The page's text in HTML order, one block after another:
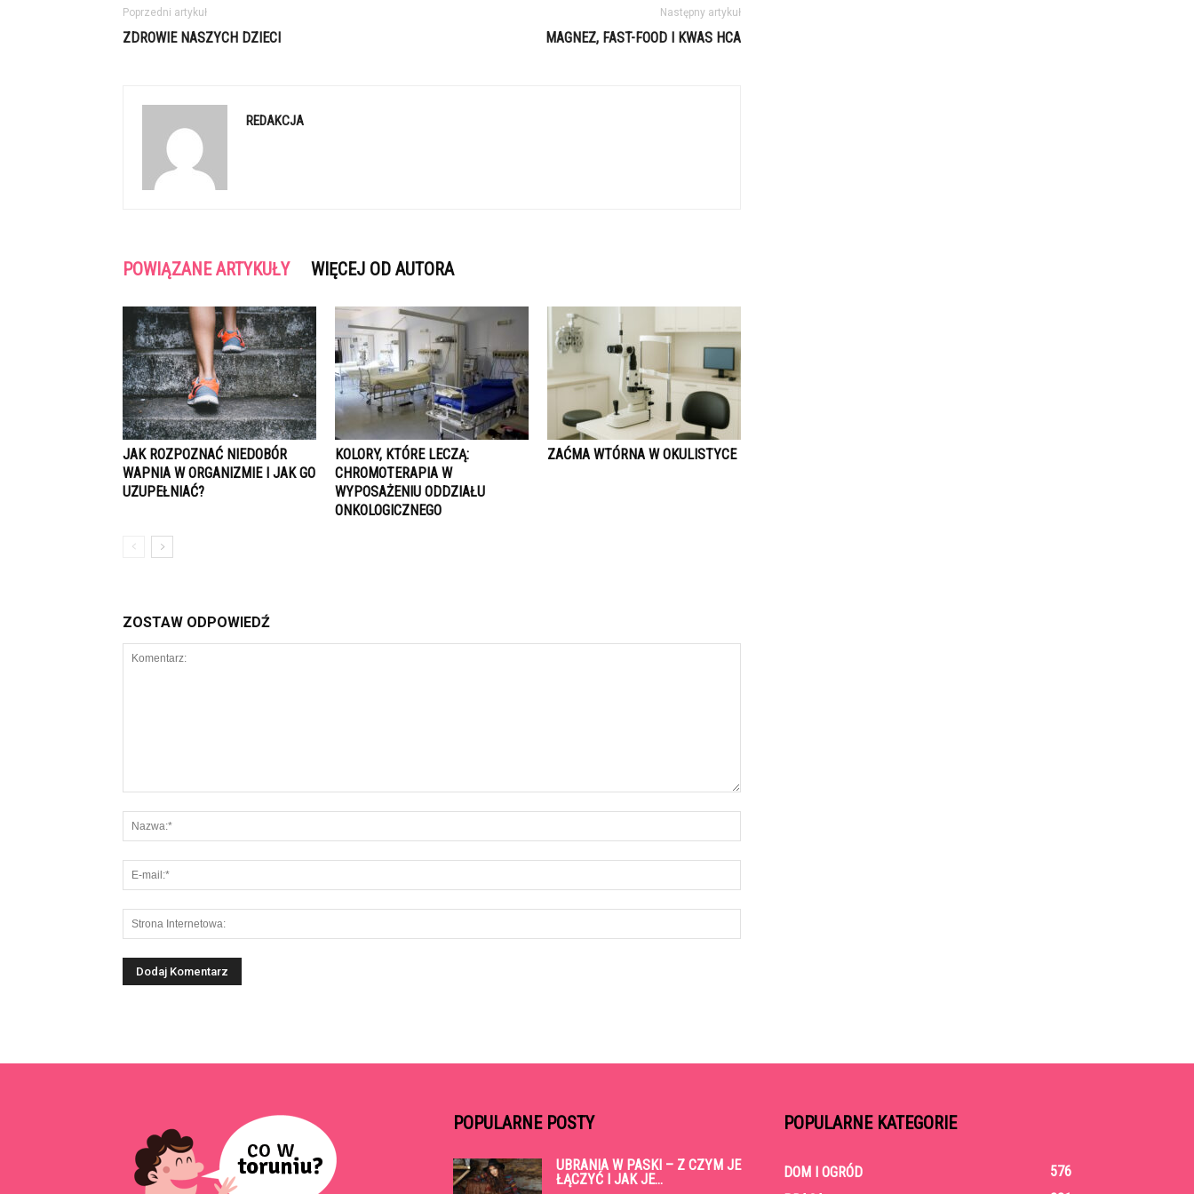
Poprzedni artykuł
ZDROWIE NASZYCH DZIECI
Następny artykuł
MAGNEZ, FAST-FOOD I KWAS HCA
REDAKCJA
POWIĄZANE ARTYKUŁY WIĘCEJ OD AUTORA
JAK ROZPOZNAĆ NIEDOBÓR
WAPNIA W ORGANIZMIE I JAK GO
UZUPEŁNIAĆ?
KOLORY, KTÓRE LECZĄ:
CHROMOTERAPIA W
WYPOSAŻENIU ODDZIAŁU
ONKOLOGICZNEGO
ZAĆMA WTÓRNA W OKULISTYCE
ZOSTAW ODPOWIEDŹ
POPULARNE POSTY
UBRANIA W PASKI – Z CZYM JE
ŁĄCZYĆ I JAK JE...
POPULARNE KATEGORIE
DOM I OGRÓD
576